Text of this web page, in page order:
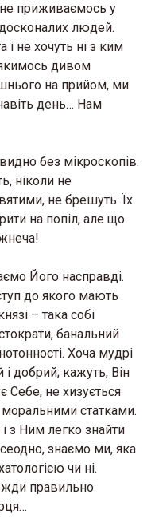
не приживаємось у
людей.
не хочуть ні з ким
дивом
на прийом, ми
день… Нам
без мікроскопів.
ніколи не
не брешуть. Їх
на попіл, але що
Його насправді.
до якого мають
– така собі
банальний
Хоча мудрі
добрий; кажуть, Він
Себе, не хизується
статками.
з Ним легко знайти
знаємо ми, яка
чи ні.
правильно